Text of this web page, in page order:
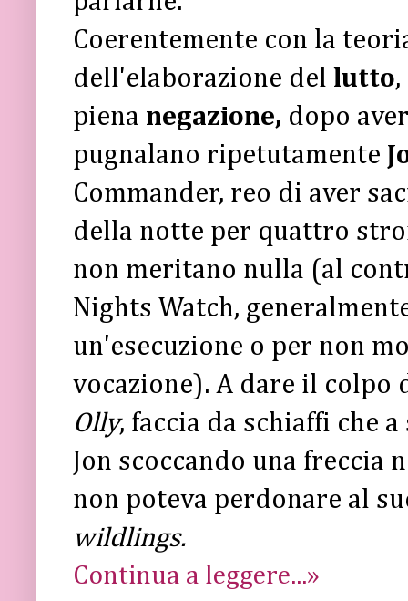
Coerentemente con la
dell'elaborazione del lutto
piena negazione, dopo
pugnalano ripetutamente
Commander, reo di aver
della notte per quattro
non meritano nulla (al
Nights Watch,
un'esecuzione o per non
vocazione). A dare il colpo
Olly, faccia da schiaffi che
Jon scoccando una freccia
non poteva perdonare al
wildlings.
Continua a leggere...»